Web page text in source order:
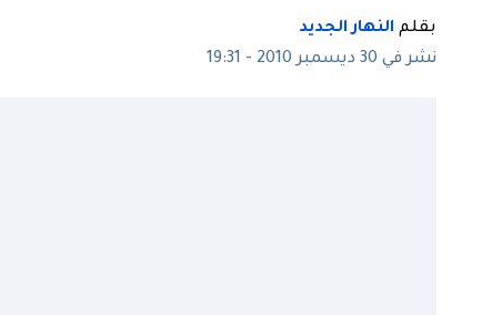
بقلم النهار الجديد
نشر في 30 ديسمبر 2010 - 19:31